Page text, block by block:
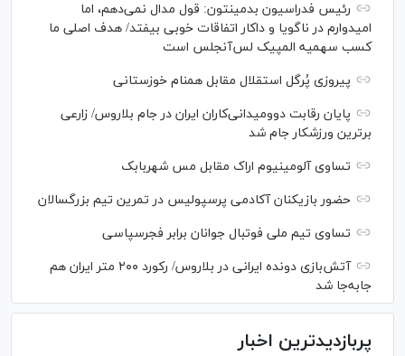
رئیس فدراسیون بدمینتون: قول مدال نمی‌دهم، اما
امیدوارم در ناگویا و داکار اتفاقات خوبی بیفتد/ هدف اصلی ما
کسب سهمیه المپیک لس‌آنجلس است
پیروزی پُرگل استقلال مقابل همنام خوزستانی
پایان رقابت دوومیدانی‌کاران ایران در جام بلاروس/ زارعی
برترین ورزشکار جام شد
تساوی آلومینیوم اراک مقابل مس شهربابک
حضور بازیکنان آکادمی پرسپولیس در تمرین تیم بزرگسالان
تساوی تیم ملی فوتبال جوانان برابر فجرسپاسی
آتش‌بازی دونده ایرانی در بلاروس/ رکورد ۲۰۰ متر ایران هم
جابه‌جا شد
پربازدیدترین اخبار